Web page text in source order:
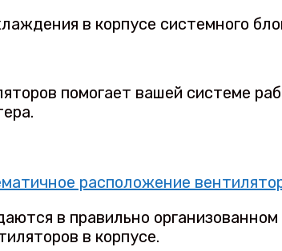
в корпусе системного
помогает вашей системе
в правильно
в корпусе.